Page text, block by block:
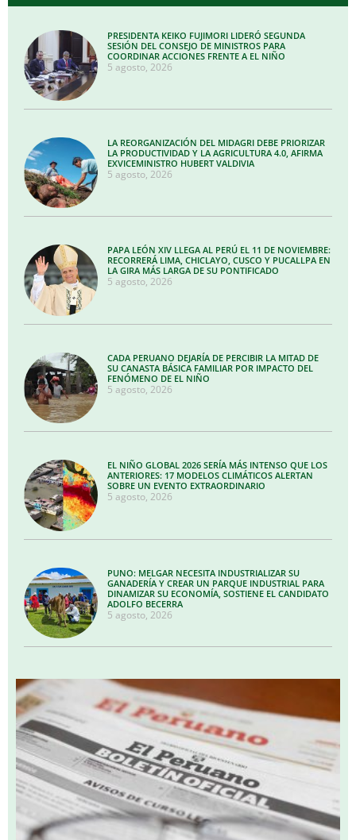
PRESIDENTA KEIKO FUJIMORI LIDERÓ SEGUNDA
SESIÓN DEL CONSEJO DE MINISTROS PARA
COORDINAR ACCIONES FRENTE A EL NIÑO
5 agosto, 2026
LA REORGANIZACIÓN DEL MIDAGRI DEBE PRIORIZAR
LA PRODUCTIVIDAD Y LA AGRICULTURA 4.0, AFIRMA
EXVICEMINISTRO HUBERT VALDIVIA
5 agosto, 2026
PAPA LEÓN XIV LLEGA AL PERÚ EL 11 DE NOVIEMBRE:
RECORRERÁ LIMA, CHICLAYO, CUSCO Y PUCALLPA EN
LA GIRA MÁS LARGA DE SU PONTIFICADO
5 agosto, 2026
CADA PERUANO DEJARÍA DE PERCIBIR LA MITAD DE
SU CANASTA BÁSICA FAMILIAR POR IMPACTO DEL
FENÓMENO DE EL NIÑO
5 agosto, 2026
EL NIÑO GLOBAL 2026 SERÍA MÁS INTENSO QUE LOS
ANTERIORES: 17 MODELOS CLIMÁTICOS ALERTAN
SOBRE UN EVENTO EXTRAORDINARIO
5 agosto, 2026
PUNO: MELGAR NECESITA INDUSTRIALIZAR SU
GANADERÍA Y CREAR UN PARQUE INDUSTRIAL PARA
DINAMIZAR SU ECONOMÍA, SOSTIENE EL CANDIDATO
ADOLFO BECERRA
5 agosto, 2026